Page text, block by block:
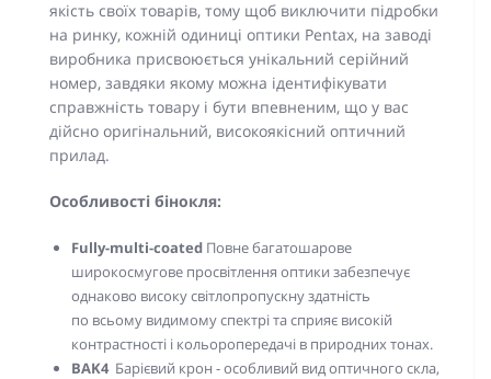
якість своїх товарів, тому щоб виключити підробки
на ринку, кожній одиниці оптики Pentax, на заводі
виробника присвоюється унікальний серійний
номер, завдяки якому можна ідентифікувати
справжність товару і бути впевненим, що у вас
дійсно оригінальний, високоякісний оптичний
прилад.
Особливості бінокля:
Fully-multi-coated Повне багатошарове
широкосмугове просвітлення оптики забезпечує
однаково високу світлопропускну здатність
по всьому видимому спектрі та сприяє високій
контрастності і кольоропередачі в природних тонах.
BAK4 Барієвий крон - особливий вид оптичного скла,